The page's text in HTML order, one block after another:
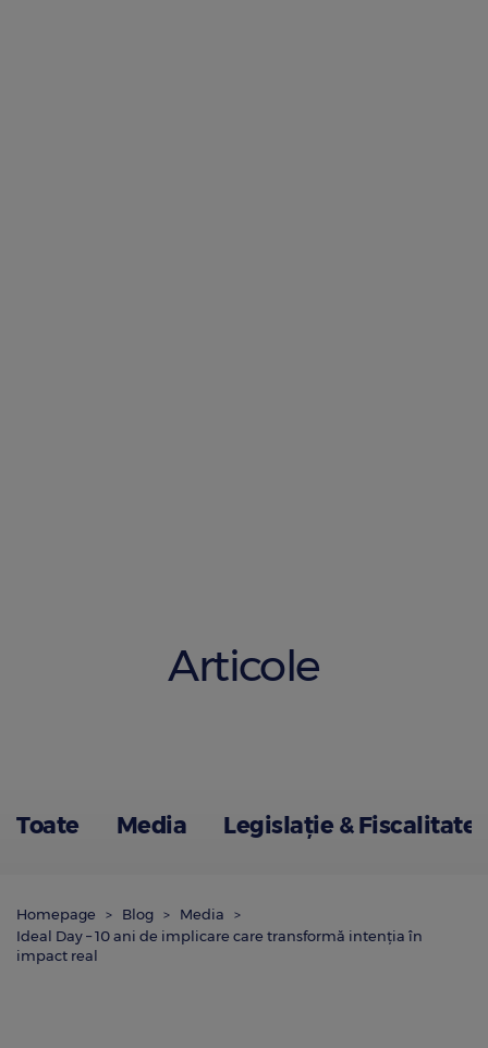
Articole
Toate Media Legislație & Fiscalitate
Homepage Blog
Media
Ideal Day – 10 ani de implicare care transformă intenția în
impact real